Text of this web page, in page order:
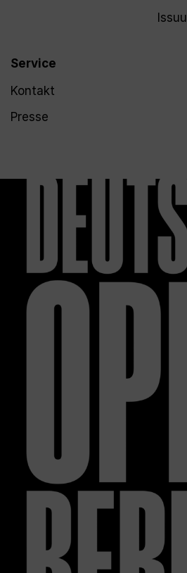
Service
Kontakt
Presse
Issuu